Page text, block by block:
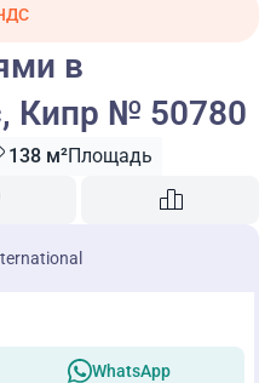
в
Кипр № 50780
138 м²Площадь
WhatsApp